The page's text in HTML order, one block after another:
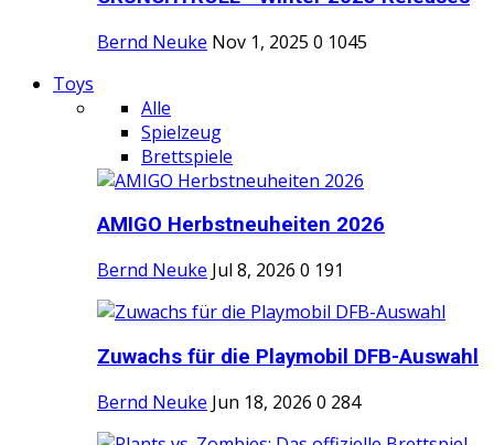
Bernd Neuke Nov 1, 2025 0 1045
Toys
Alle
Spielzeug
Brettspiele
AMIGO Herbstneuheiten 2026
Bernd Neuke Jul 8, 2026 0 191
Zuwachs für die Playmobil DFB-Auswahl
Bernd Neuke Jun 18, 2026 0 284